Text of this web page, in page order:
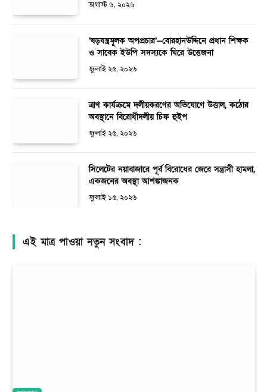
অগাস্ট ৬, ২০২৬
‘ষড়যন্ত্রমূলক অপপ্রচার’—বোরহানউদ্দিনে প্রধান শিক্ষক
ও সাবেক ইউপি সদস্যকে ঘিরে উত্তেজনা
জুলাই ২৫, ২০২৬
ত্রাণ কার্যক্রমে দলীয়করণের অভিযোগে উত্তাল, কঠোর
অবস্থানে বিরোধীদলীয় চিফ হুইপ
জুলাই ২৫, ২০২৬
সিলেটের নয়াবাজারে পূর্ব বিরোধের জেরে সন্ত্রাসী হামলা,
একজনের অবস্থা আশঙ্কাজনক
জুলাই ১৫, ২০২৬
এই মাত্র পাওয়া নতুন সংবাদ :